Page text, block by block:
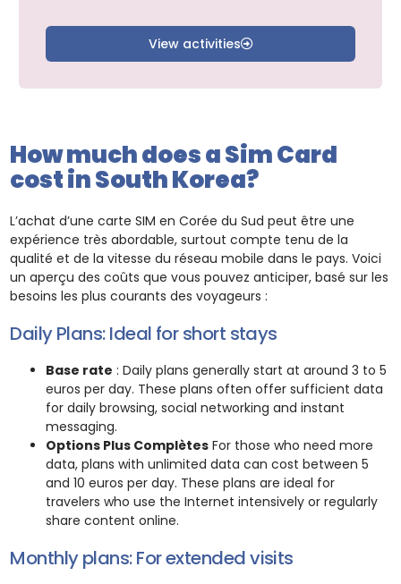
View activities
How much does a Sim Card
cost in South Korea?
L’achat d’une carte SIM en Corée du Sud peut être une
expérience très abordable, surtout compte tenu de la
qualité et de la vitesse du réseau mobile dans le pays. Voici
un aperçu des coûts que vous pouvez anticiper, basé sur les
besoins les plus courants des voyageurs :
Daily Plans: Ideal for short stays
Base rate : Daily plans generally start at around 3 to 5
euros per day. These plans often offer sufficient data
for daily browsing, social networking and instant
messaging.
Options Plus Complètes For those who need more
data, plans with unlimited data can cost between 5
and 10 euros per day. These plans are ideal for
travelers who use the Internet intensively or regularly
share content online.
Monthly plans: For extended visits